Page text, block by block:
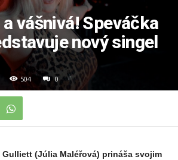
vášnivá! Speváčka
nový singel
504 0
(Júlia Maléřová) prináša svojim